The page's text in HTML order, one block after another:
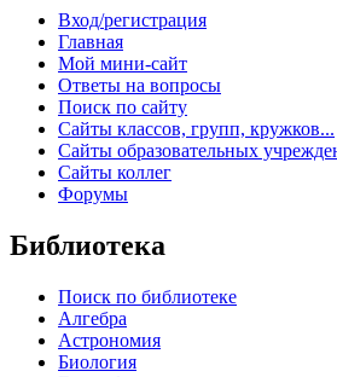
Вход/регистрация
Главная
Мой мини-сайт
Ответы на вопросы
Поиск по сайту
Сайты классов, групп, кружков...
Сайты образовательных
Сайты коллег
Форумы
Библиотека
Поиск по библиотеке
Алгебра
Астрономия
Биология